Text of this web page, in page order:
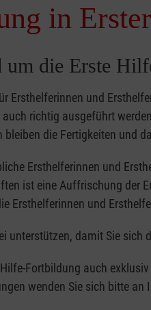
in
um die Erste
Ersthelferinnen und
auch richtig ausgeführt
bleiben die Fertigkeiten und
Ersthelferinnen und
ist eine Auffrischung der
Ersthelferinnen und
unterstützen, damit Sie sich
Fortbildung auch
wenden Sie sich bitte